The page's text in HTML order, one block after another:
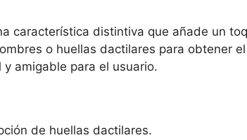
característica distintiva que añade un
o huellas dactilares para obtener
amigable para el usuario.
de huellas dactilares.